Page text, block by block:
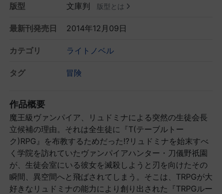
版型 文庫判 版型とは
最新刊発売日 2014年12月09日
カテゴリ ライトノベル
タグ 冒険
作品概要
魔王級ヴァンパイア、リュドミナによる突然の生徒会長
立候補の理由。それは全生徒に『T(テーブルトー
ク)RPG』を布教するためだった!?リュドミナを始末すべ
く学院を訪れていたヴァンパイアハンター・刀儀野祇園
が、生徒会室にいる彼女を滅殺しようと刃を向けたその
瞬間、異空間へと飛ばされてしまう。そこは、TRPGが大
好きなリュドミナの能力により創り出された『TRPGルー